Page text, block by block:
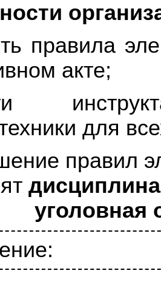
правила
акте;
для
правил
уголовная